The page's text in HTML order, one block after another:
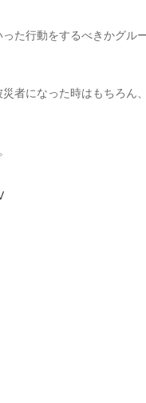
た行動をするべきかグル
者になった時はもちろん